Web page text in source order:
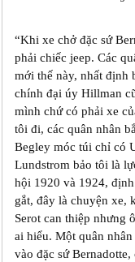
“Khi xe chở đặc sứ
phải chiếc jeep. Các
mới thế này, nhất định
chính đại úy Hillman
mình chứ có phải xe
tôi đi, các quân nhân
Begley móc túi chỉ có
Lundstrom bảo tôi là
hội 1920 và 1924,
gắt, đây là chuyện xe,
Serot can thiệp nhưng
ai hiểu. Một quân
vào đặc sứ